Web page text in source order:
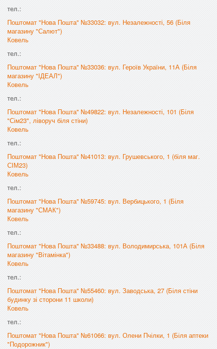
тел.:
Поштомат "Нова Пошта" №33032: вул. Незалежності, 56 (Біля
магазину "Салют")
Ковель
тел.:
Поштомат "Нова Пошта" №33036: вул. Героїв України, 11А (Біля
магазину "ІДЕАЛ")
Ковель
тел.:
Поштомат "Нова Пошта" №49822: вул. Незалежності, 101 (Біля
"Сім23", ліворуч біля стіни)
Ковель
тел.:
Поштомат "Нова Пошта" №41013: вул. Грушевського, 1 (біля маг.
СІМ23)
Ковель
тел.:
Поштомат "Нова Пошта" №59745: вул. Вербицького, 1 (Біля
магазину "СМАК")
Ковель
тел.:
Поштомат "Нова Пошта" №33488: вул. Володимирська, 101А (Біля
магазину "Вітамінка")
Ковель
тел.:
Поштомат "Нова Пошта" №55460: вул. Заводська, 27 (Біля стіни
будинку зі сторони 11 школи)
Ковель
тел.:
Поштомат "Нова Пошта" №61066: вул. Олени Пчілки, 1 (Біля аптеки
"Подорожник")